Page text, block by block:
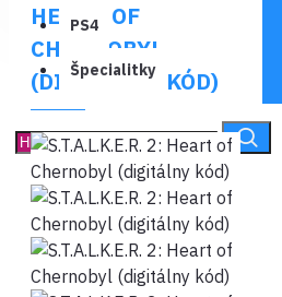
PS4
Špecialitky
HEART OF
CHERNOBYL
(DIGITÁLNY KÓD)